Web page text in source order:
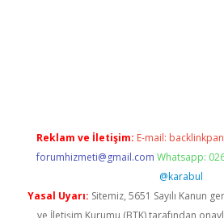
Reklam ve İletişim: E-mail:
forumhizmeti@gmail.com Whatsapp:
@karabul
Yasal Uyarı: Sitemiz, 5651 Sayılı Kanun
ve İletişim Kurumu (BTK) tarafından